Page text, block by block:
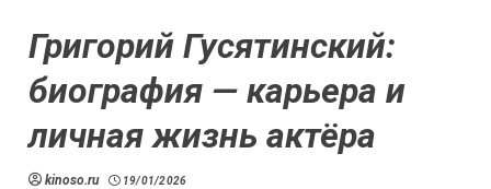
Григорий Гусятинский:
биография — карьера и
личная жизнь актёра
kinoso.ru 19/01/2026